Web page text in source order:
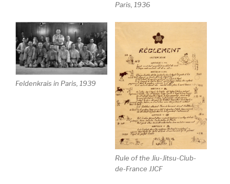
Paris, 1936
Feldenkrais in Paris, 1939
Rule of the Jiu-Jitsu-Club-
de-France JJCF